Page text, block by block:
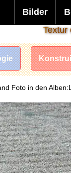
Bilder
Textur
Foto in den